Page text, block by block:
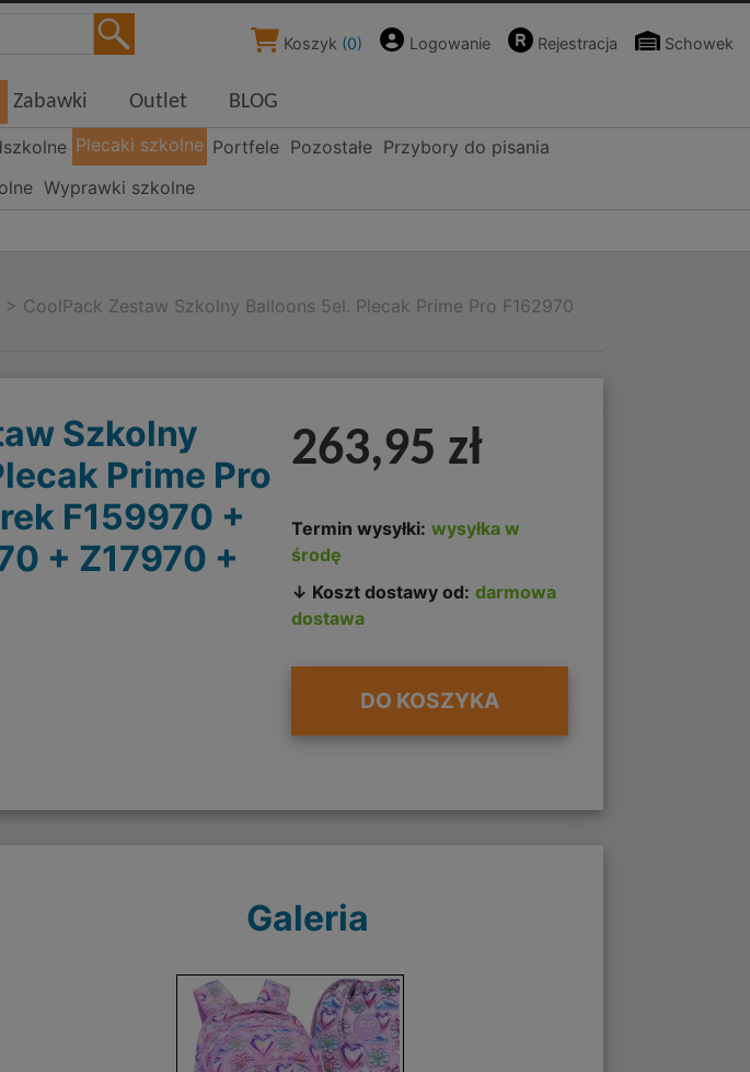
Koszyk (0) Logowanie Rejestracja Schowek
Zabawki Outlet BLOG
Plecaki szkolne Portfele Pozostałe Przybory do pisania
Wyprawki szkolne
> CoolPack Zestaw Szkolny Balloons 5el. Plecak Prime Pro F162970
Szkolny
Prime Pro
F159970 +
+ Z17970 +
263,95 zł
Termin wysyłki: wysyłka w
środę
↓ Koszt dostawy od: darmowa
dostawa
DO KOSZYKA
Galeria